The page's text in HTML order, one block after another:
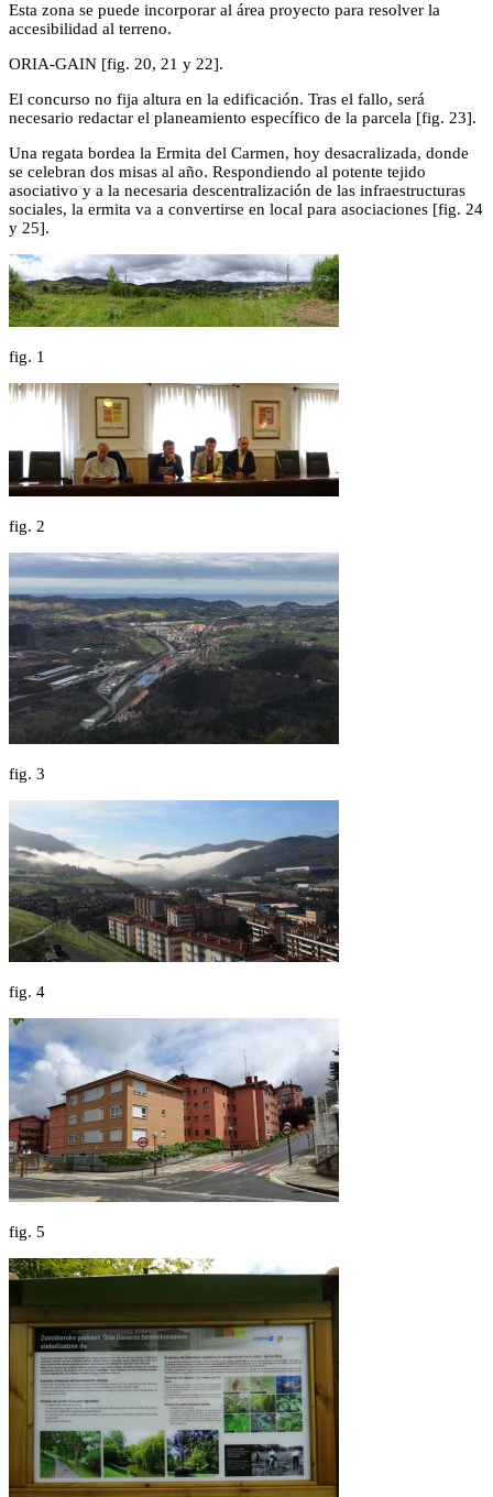
Esta zona se puede incorporar al área proyecto para resolver la
accesibilidad al terreno.
ORIA-GAIN [fig. 20, 21 y 22].
El concurso no fija altura en la edificación. Tras el fallo, será
necesario redactar el planeamiento específico de la parcela [fig. 23].
Una regata bordea la Ermita del Carmen, hoy desacralizada, donde
se celebran dos misas al año. Respondiendo al potente tejido
asociativo y a la necesaria descentralización de las infraestructuras
sociales, la ermita va a convertirse en local para asociaciones [fig. 24
y 25].
fig. 1
fig. 2
fig. 3
fig. 4
fig. 5